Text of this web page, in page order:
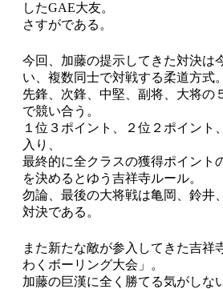
したGAE大友。
さすがである。
今回、加藤の提示してきた対決は
い、複数同士で対戦する柔道方式。
先鋒、次鋒、中堅、副将、大将の
で競い合う。
１位３ポイント、２位２ポイント
入り、
最終的に全クラスの獲得ポイント
を決めるとゆう吉祥寺ルール。
勿論、最後の大将戦は亀岡、鈴井
対決である。
また新たな敵が参入してきた吉祥
わくボーリング大会」。
加藤の巨漢に全く勝てる気がしな